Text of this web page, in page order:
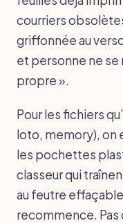
courriers
griffonnée au
et personne ne se
propre ».
Pour les fichiers
loto, memory), on
les pochettes
classeur qui
au feutre
recommence.